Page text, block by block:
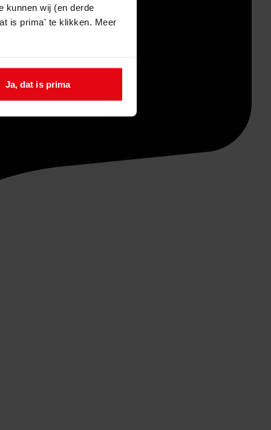
kunnen wij (en derde
is prima' te klikken. Meer
Ja, dat is prima